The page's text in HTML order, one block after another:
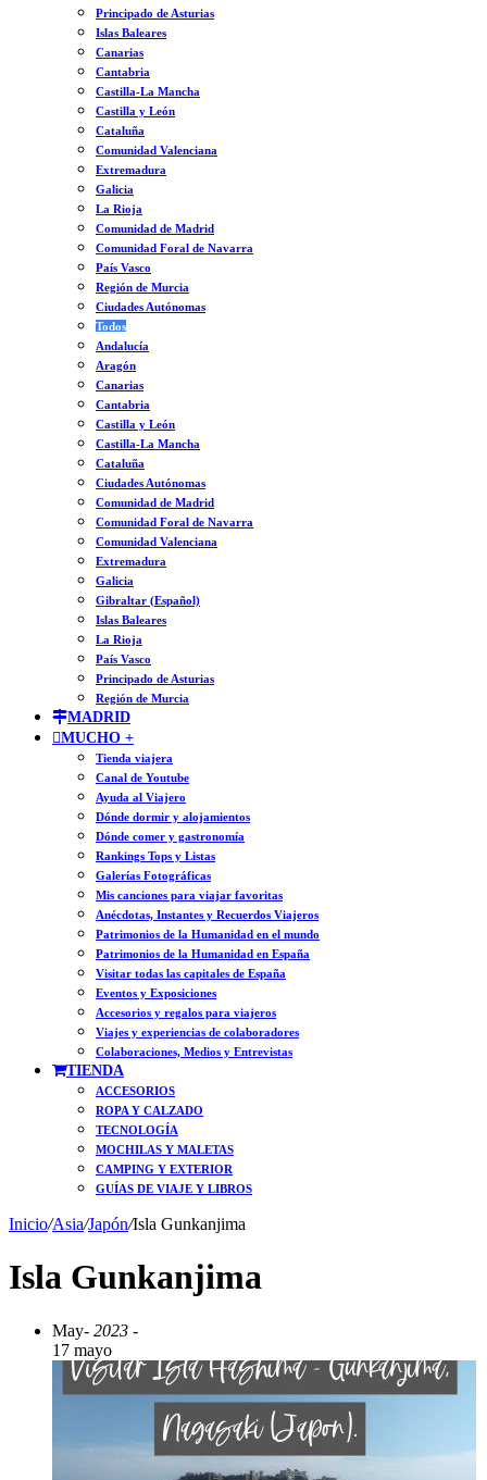
Principado de Asturias
Islas Baleares
Canarias
Cantabria
Castilla-La Mancha
Castilla y León
Cataluña
Comunidad Valenciana
Extremadura
Galicia
La Rioja
Comunidad de Madrid
Comunidad Foral de Navarra
País Vasco
Región de Murcia
Ciudades Autónomas
Todos
Andalucía
Aragón
Canarias
Cantabria
Castilla y León
Castilla-La Mancha
Cataluña
Ciudades Autónomas
Comunidad de Madrid
Comunidad Foral de Navarra
Comunidad Valenciana
Extremadura
Galicia
Gibraltar (Español)
Islas Baleares
La Rioja
País Vasco
Principado de Asturias
Región de Murcia
MADRID
MUCHO +
Tienda viajera
Canal de Youtube
Ayuda al Viajero
Dónde dormir y alojamientos
Dónde comer y gastronomía
Rankings Tops y Listas
Galerías Fotográficas
Mis canciones para viajar favoritas
Anécdotas, Instantes y Recuerdos Viajeros
Patrimonios de la Humanidad en el mundo
Patrimonios de la Humanidad en España
Visitar todas las capitales de España
Eventos y Exposiciones
Accesorios y regalos para viajeros
Viajes y experiencias de colaboradores
Colaboraciones, Medios y Entrevistas
TIENDA
ACCESORIOS
ROPA Y CALZADO
TECNOLOGÍA
MOCHILAS Y MALETAS
CAMPING Y EXTERIOR
GUÍAS DE VIAJE Y LIBROS
Inicio/Asia/Japón/Isla Gunkanjima
Isla Gunkanjima
May- 2023 -
17 mayo